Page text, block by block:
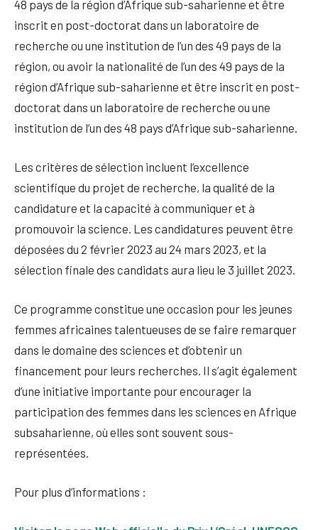
48 pays de la région d’Afrique sub-saharienne et être
inscrit en post-doctorat dans un laboratoire de
recherche ou une institution de l’un des 49 pays de la
région, ou avoir la nationalité de l’un des 49 pays de la
région d’Afrique sub-saharienne et être inscrit en post-
doctorat dans un laboratoire de recherche ou une
institution de l’un des 48 pays d’Afrique sub-saharienne.
Les critères de sélection incluent l’excellence
scientifique du projet de recherche, la qualité de la
candidature et la capacité à communiquer et à
promouvoir la science. Les candidatures peuvent être
déposées du 2 février 2023 au 24 mars 2023, et la
sélection finale des candidats aura lieu le 3 juillet 2023.
Ce programme constitue une occasion pour les jeunes
femmes africaines talentueuses de se faire remarquer
dans le domaine des sciences et d’obtenir un
financement pour leurs recherches. Il s’agit également
d’une initiative importante pour encourager la
participation des femmes dans les sciences en Afrique
subsaharienne, où elles sont souvent sous-
représentées.
Pour plus d’informations :